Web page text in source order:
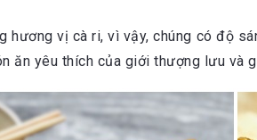
vị cà ri, vì vậy, chúng có độ
ăn yêu thích của giới thượng lưu và